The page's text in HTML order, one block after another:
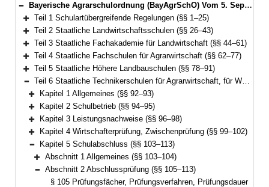
Bereich reduzieren
Bayerische Agrarschulordnung (BayAgrSchO) Vom 5. September 2019 (GVBl. S. 564) BayRS 7803-1-L (§§ 1–131)
Bereich erweitern
Teil 1 Schulartübergreifende Regelungen (§§ 1–25)
Bereich erweitern
Teil 2 Staatliche Landwirtschaftsschulen (§§ 26–43)
Bereich erweitern
Teil 3 Staatliche Fachakademie für Landwirtschaft (§§ 44–61)
Bereich erweitern
Teil 4 Staatliche Fachschulen für Agrarwirtschaft (§§ 62–77)
Bereich erweitern
Teil 5 Staatliche Höhere Landbauschulen (§§ 78–91)
Bereich reduzieren
Teil 6 Staatliche Technikerschulen für Agrarwirtschaft, für Waldwirtschaft sowie Staatliche Meister- und Technikerschule für Weinbau und Gartenbau (§§ 92–113)
Bereich erweitern
Kapitel 1 Allgemeines (§§ 92–93)
Bereich erweitern
Kapitel 2 Schulbetrieb (§§ 94–95)
Bereich erweitern
Kapitel 3 Leistungsnachweise (§§ 96–98)
Bereich erweitern
Kapitel 4 Wirtschafterprüfung, Zwischenprüfung (§§ 99–102)
Bereich reduzieren
Kapitel 5 Schulabschluss (§§ 103–113)
Bereich erweitern
Abschnitt 1 Allgemeines (§§ 103–104)
Bereich reduzieren
Abschnitt 2 Abschlussprüfung (§§ 105–113)
§ 105 Prüfungsfächer, Prüfungsverfahren, Prüfungsdauer